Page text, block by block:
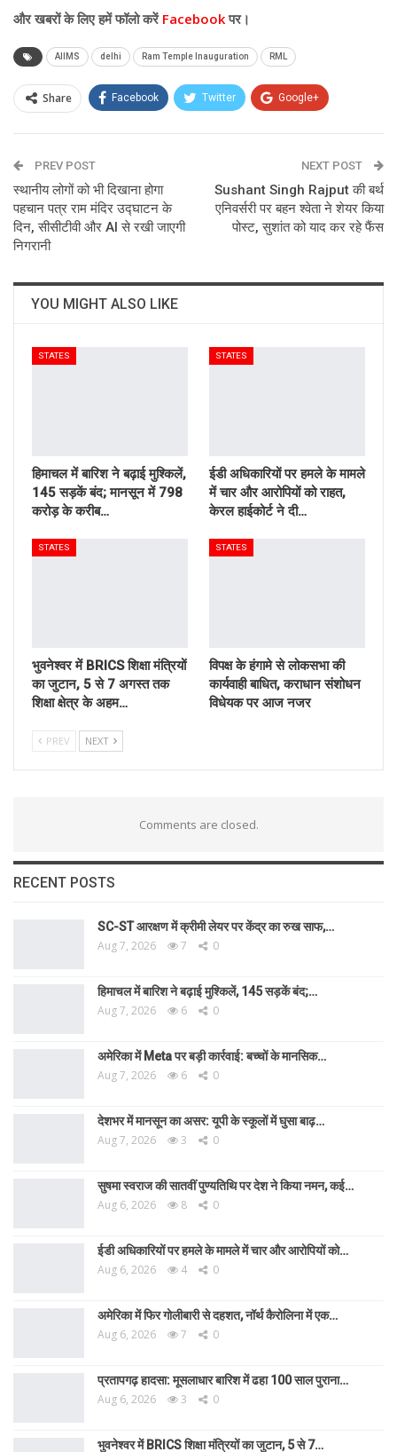
औरखबरों के लिए हमें फॉलो करेंFacebookपर।
AIIMS delhi Ram Temple Inauguration RML
Share Facebook Twitter Google+
Email
PREV POST
स्थानीय लोगों को भी दिखाना होगा
पहचान पत्र राम मंदिर उद्घाटन के
दिन, सीसीटीवी और AI से रखी जाएगी
निगरानी
NEXT POST
Sushant Singh Rajput की बर्थ
एनिवर्सरी पर बहन श्वेता ने शेयर किया
पोस्ट, सुशांत को याद कर रहे फैंस
YOU MIGHT ALSO LIKE
STATES
हिमाचल में बारिश ने बढ़ाई मुश्किलें,
145 सड़कें बंद; मानसून में 798
करोड़ के करीब…
STATES
ईडी अधिकारियों पर हमले के मामले
में चार और आरोपियों को राहत,
केरल हाईकोर्ट ने दी…
STATES
भुवनेश्वर में BRICS शिक्षा मंत्रियों
का जुटान, 5 से 7 अगस्त तक
शिक्षा क्षेत्र के अहम…
STATES
विपक्ष के हंगामे से लोकसभा की
कार्यवाही बाधित, कराधान संशोधन
विधेयक पर आज नजर
PREV NEXT
Comments are closed.
RECENT POSTS
SC-ST आरक्षण में क्रीमी लेयर पर केंद्र का रुख साफ,…
Aug 7, 2026 7 0
हिमाचल में बारिश ने बढ़ाई मुश्किलें, 145 सड़कें बंद;…
Aug 7, 2026 6 0
अमेरिका में Meta पर बड़ी कार्रवाई: बच्चों के मानसिक…
Aug 7, 2026 6 0
देशभर में मानसून का असर: यूपी के स्कूलों में घुसा बाढ़…
Aug 7, 2026 3 0
सुषमा स्वराज की सातवीं पुण्यतिथि पर देश ने किया नमन, कई…
Aug 6, 2026 8 0
ईडी अधिकारियों पर हमले के मामले में चार और आरोपियों को…
Aug 6, 2026 4 0
अमेरिका में फिर गोलीबारी से दहशत, नॉर्थ कैरोलिना में एक…
Aug 6, 2026 7 0
प्रतापगढ़ हादसा: मूसलाधार बारिश में ढहा 100 साल पुराना…
Aug 6, 2026 3 0
भुवनेश्वर में BRICS शिक्षा मंत्रियों का जुटान, 5 से 7…